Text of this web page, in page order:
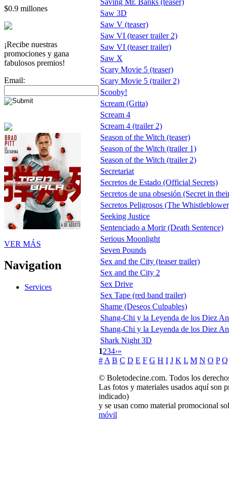
$0.9 millones
¡Recibe nuestras
promociones y gana
fabulosos premios!
Email:
VER MÁS
Navigation
Services
Saving Mr. Banks (teaser)
Saw 3D
Saw V (teaser)
Saw VI (teaser trailer 2)
Saw VI (teaser trailer)
Saw X
Scary Movie 5 (teaser)
Scary Movie 5 (trailer 2)
Scooby!
Scream (Grita)
Scream 4
Scream 4 (trailer 2)
Season of the Witch (teaser)
Season of the Witch (trailer 1)
Season of the Witch (trailer 2)
Secretariat
Secretos de Estado (Official Secrets)
Secretos de una obsesión (Secret in
Secretos Peligrosos (The
Seeking Justice
Sentenciado a Morir (Death Sentence)
Serious Moonlight
Seven Pounds
Sex and the City (teaser trailer)
Sex and the City 2
Sex Drive
Sex Tape (red band trailer)
Shame (Deseos Culpables)
Shang-Chi y la Leyenda de los Diez
Shang-Chi y la Leyenda de los Diez
Shark Night 3D
1234›»
# A B C D E F G H I J K L M N O P Q
© Boletodecine.com. Todos los
Las fotos y materiales usados aquí son
indicado)
y se usan como material promocional
móvil